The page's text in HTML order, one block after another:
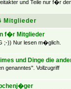
und Teile nur f�r
Mitglieder
f�r Mitglieder
;-)) Nur lesen m�glich.
und Dinge die
genanntes". Vollzugriff